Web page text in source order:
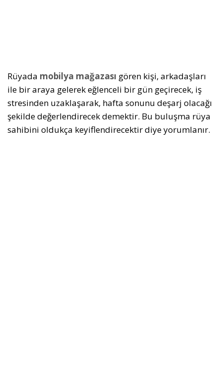
Rüyada mobilya mağazası gören kişi, arkadaşları
ile bir araya gelerek eğlenceli bir gün geçirecek, iş
stresinden uzaklaşarak, hafta sonunu deşarj olacağı
şekilde değerlendirecek demektir. Bu buluşma rüya
sahibini oldukça keyiflendirecektir diye yorumlanır.